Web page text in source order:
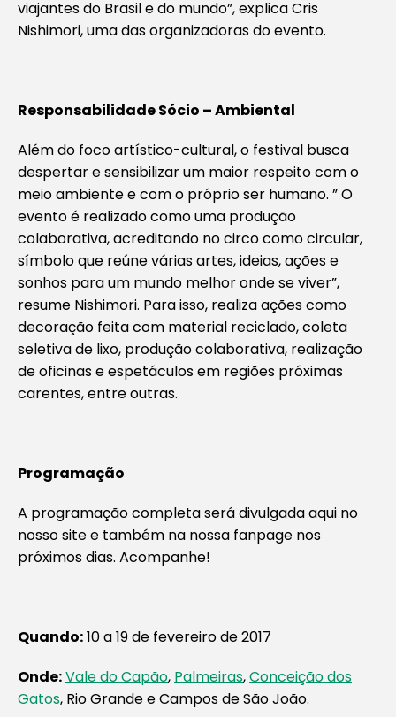
viajantes do Brasil e do mundo”, explica Cris
Nishimori, uma das organizadoras do evento.
Responsabilidade Sócio – Ambiental
Além do foco artístico-cultural, o festival busca
despertar e sensibilizar um maior respeito com o
meio ambiente e com o próprio ser humano. ” O
evento é realizado como uma produção
colaborativa, acreditando no circo como circular,
símbolo que reúne várias artes, ideias, ações e
sonhos para um mundo melhor onde se viver”,
resume Nishimori. Para isso, realiza ações como
decoração feita com material reciclado, coleta
seletiva de lixo, produção colaborativa, realização
de oficinas e espetáculos em regiões próximas
carentes, entre outras.
Programação
A programação completa será divulgada aqui no
nosso site e também na nossa fanpage nos
próximos dias. Acompanhe!
Quando:10 a 19 de fevereiro de 2017
Onde:Vale do Capão, Palmeiras,Conceição dos
Gatos, Rio Grande e Campos de São João.